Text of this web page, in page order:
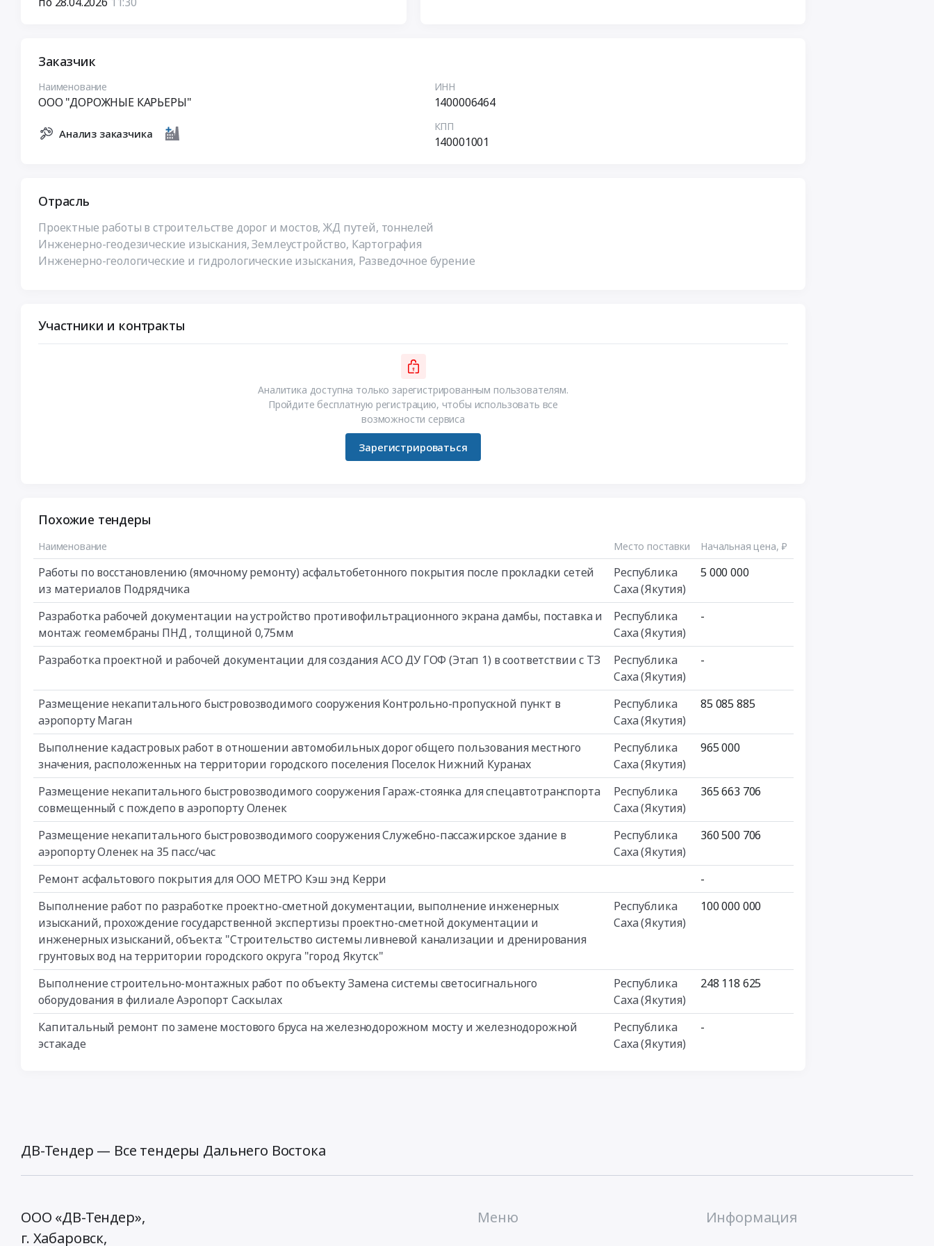
Заказчик
Наименование
ООО "ДОРОЖНЫЕ КАРЬЕРЫ"
Анализ заказчика
ИНН
1400006464
КПП
140001001
Отрасль
Проектные работы в строительстве дорог и мостов, ЖД путей, тоннелей
Инженерно-геодезические изыскания, Землеустройство, Картография
Инженерно-геологические и гидрологические изыскания, Разведочное бурение
Участники и контракты
Аналитика доступна только зарегистрированным пользователям.
Пройдите бесплатную регистрацию, чтобы использовать все
возможности сервиса
Зарегистрироваться
Похожие тендеры
Наименование Место поставки Начальная цена, ₽
Работы по восстановлению (ямочному ремонту) асфальтобетонного покрытия после прокладки сетей
из материалов Подрядчика
Республика
Саха (Якутия)
5 000 000
Разработка рабочей документации на устройство противофильтрационного экрана дамбы, поставка и
монтаж геомембраны ПНД , толщиной 0,75мм
Республика
Саха (Якутия)
-
Разработка проектной и рабочей документации для создания АСО ДУ ГОФ (Этап 1) в соответствии с ТЗ
Республика
Саха (Якутия)
-
Размещение некапитального быстровозводимого сооружения Контрольно-пропускной пункт в
аэропорту Маган
Республика
Саха (Якутия)
85 085 885
Выполнение кадастровых работ в отношении автомобильных дорог общего пользования местного
значения, расположенных на территории городского поселения Поселок Нижний Куранах
Республика
Саха (Якутия)
965 000
Размещение некапитального быстровозводимого сооружения Гараж-стоянка для спецавтотранспорта
совмещенный с пождепо в аэропорту Оленек
Республика
Саха (Якутия)
365 663 706
Размещение некапитального быстровозводимого сооружения Служебно-пассажирское здание в
аэропорту Оленек на 35 пасс/час
Республика
Саха (Якутия)
360 500 706
Ремонт асфальтового покрытия для ООО МЕТРО Кэш энд Керри
-
Выполнение работ по разработке проектно-сметной документации, выполнение инженерных
изысканий, прохождение государственной экспертизы проектно-сметной документации и
инженерных изысканий, объекта: "Строительство системы ливневой канализации и дренирования
грунтовых вод на территории городского округа "город Якутск"
Республика
Саха (Якутия)
100 000 000
Выполнение строительно-монтажных работ по объекту Замена системы светосигнального
оборудования в филиале Аэропорт Саскылах
Республика
Саха (Якутия)
248 118 625
Капитальный ремонт по замене мостового бруса на железнодорожном мосту и железнодорожной
эстакаде
Республика
Саха (Якутия)
-
ДВ-Тендер — Все тендеры Дальнего Востока
ООО «ДВ-Тендер»,
г. Хабаровск,
Меню Информация